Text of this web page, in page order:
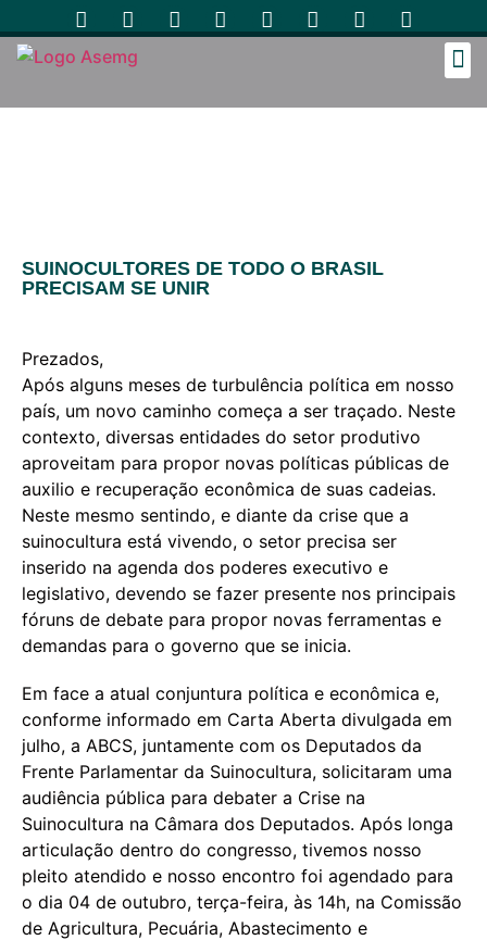
SUINOCULTORES DE TODO O BRASIL
PRECISAM SE UNIR
Prezados,
Após alguns meses de turbulência política em nosso
país, um novo caminho começa a ser traçado. Neste
contexto, diversas entidades do setor produtivo
aproveitam para propor novas políticas públicas de
auxilio e recuperação econômica de suas cadeias.
Neste mesmo sentindo, e diante da crise que a
suinocultura está vivendo, o setor precisa ser
inserido na agenda dos poderes executivo e
legislativo, devendo se fazer presente nos principais
fóruns de debate para propor novas ferramentas e
demandas para o governo que se inicia.
Em face a atual conjuntura política e econômica e,
conforme informado em Carta Aberta divulgada em
julho, a ABCS, juntamente com os Deputados da
Frente Parlamentar da Suinocultura, solicitaram uma
audiência pública para debater a Crise na
Suinocultura na Câmara dos Deputados. Após longa
articulação dentro do congresso, tivemos nosso
pleito atendido e nosso encontro foi agendado para
o dia 04 de outubro, terça-feira, às 14h, na Comissão
de Agricultura, Pecuária, Abastecimento e